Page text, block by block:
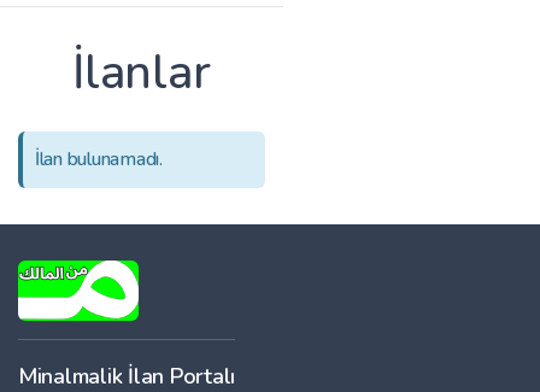
İlanlar
İlan bulunamadı.
Minalmalik İlan Portalı